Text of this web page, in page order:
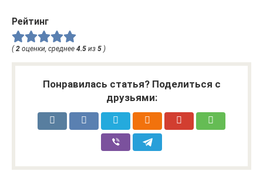
Рейтинг
( 2 оценки, среднее 4.5 из 5 )
Понравилась статья? Поделиться с
друзьями: